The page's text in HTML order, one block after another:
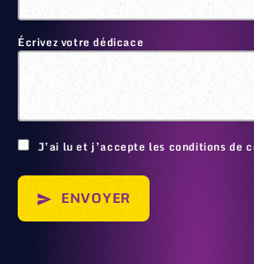
Écrivez votre dédicace
J’ai lu et j’accepte les conditions de
send ENVOYER